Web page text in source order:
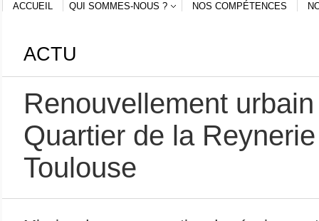
ACCUEIL QUI SOMMES-NOUS ? NOS COMPÉTENCES
ACTU
Renouvellement
Quartier de la
Toulouse